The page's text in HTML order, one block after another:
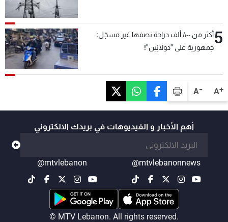
A+
A-
5
أكثر من ٨٠٠ ألف دراجة نصفها غير مسجّل:
جمهورية على "دولابَين"!
أهم الأخبار و الفيديوهات في بريدك الالكتروني
@mtvlebanonnews
@mtvlebanon
© MTV Lebanon. All rights reserved.